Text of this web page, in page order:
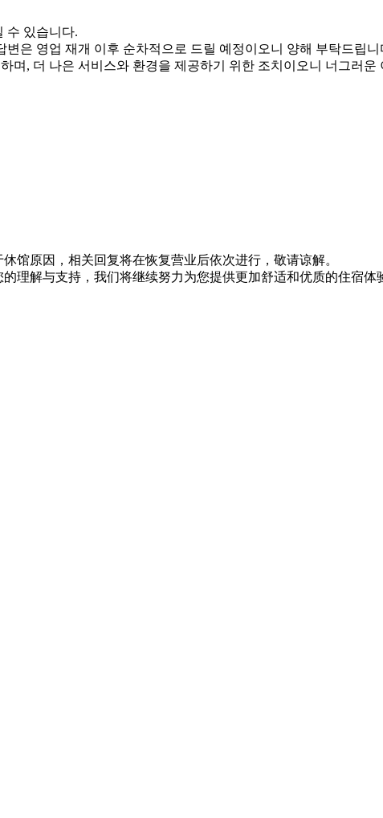
수 있습니다.
은 영업 재개 이후 순차적으로 드릴 예정이오니 양해 부탁드립니
며, 더 나은 서비스와 환경을 제공하기 위한 조치이오니 너그러운
馆原因，相关回复将在恢复营业后依次进行，敬请谅解。
理解与支持，我们将继续努力为您提供更加舒适和优质的住宿体